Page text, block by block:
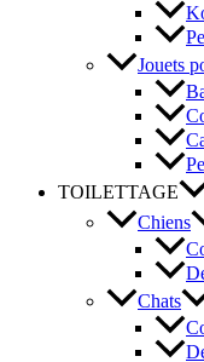
Jouets
TOILETTAGE
Chiens
Chats